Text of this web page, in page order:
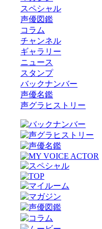
スペシャル
声優図鑑
コラム
チャンネル
ギャラリー
ニュース
スタンプ
バックナンバー
声優名鑑
声グラヒストリー